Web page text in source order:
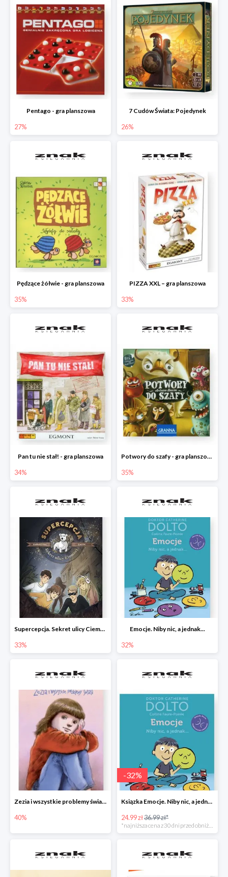
Pentago - gra planszowa
27%
7 Cudów Świata: Pojedynek
26%
Pędzące żółwie - gra planszowa
35%
PIZZA XXL – gra planszowa
33%
Pan tu nie stał! - gra planszowa
34%
Potwory do szafy - gra planszowa
35%
Supercepcja. Sekret ulicy Ciemnej
33%
Emocje. Niby nic, a jednak...
32%
Zezia i wszystkie problemy świata
40%
-32%
Ksiązka Emocje. Niby nic, a jednak... -32%
24.99 zł36.99 zł*
*najniższa cena z 30 dni przed obniżką